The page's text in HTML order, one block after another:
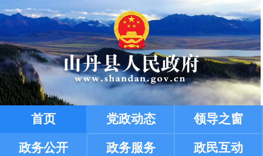
首页 党政动态 领导之窗
政务公开 政务服务 政民互动